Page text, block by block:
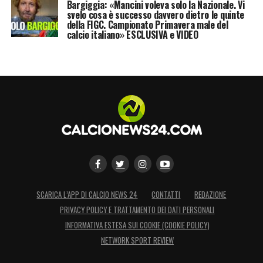
Bargiggia: «Mancini voleva solo la Nazionale. Vi
svelo cosa è successo davvero dietro le quinte
della FIGC. Campionato Primavera male del
calcio italiano» ESCLUSIVA e VIDEO
SCARICA L’APP DI CALCIO NEWS 24 CONTATTI
REDAZIONE
PRIVACY POLICY E TRATTAMENTO DEI DATI PERSONALI
INFORMATIVA ESTESA SUI COOKIE (COOKIE POLICY)
NETWORK SPORT REVIEW